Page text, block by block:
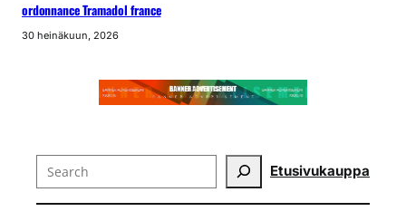
ordonnance Tramadol france
30 heinäkuun, 2026
Search Etusivukauppa